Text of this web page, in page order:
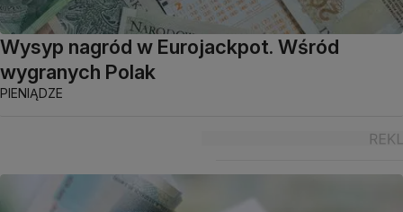
Wysyp nagród w Eurojackpot. Wśród
wygranych Polak
PIENIĄDZE